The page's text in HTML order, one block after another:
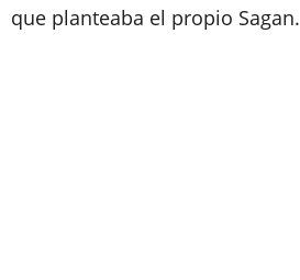
que planteaba el propio Sagan.